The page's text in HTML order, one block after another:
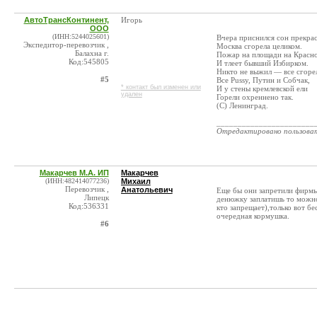
АвтоТрансКонтинент,
ООО
(ИНН:5244025601)
Экспедитор-перевозчик ,
Балахна г.
Код:545805
#5
Игорь
* контакт был изменен или
удален
Вчера приснился сон
Москва сгорела целиком.
Пожар на площади на
И тлеет бывший Избирком.
Никто не выжил — все
Все Pussy, Путин и Собчак,
И у стены кремлевской ели
Горели охреннено так.
(С) Ленинград.
Отредактировано
Макарчев М.А. ИП
(ИНН:482414077236)
Перевозчик ,
Липецк
Код:536331
#6
Макарчев
Михаил
Анатольевич
Еще бы они запретили
денюжку заплатишь то
кто запрещает),только вот
очередная кормушка.